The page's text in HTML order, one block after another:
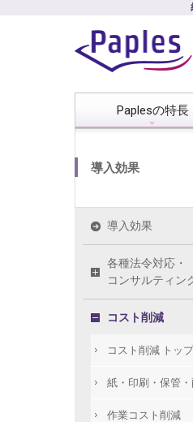
Paplesの特長
導入効果
導入効果
各種法令対応・
コンサルティン
コスト削減
コスト削減 トップ
紙・印刷・保管
作業コスト削減